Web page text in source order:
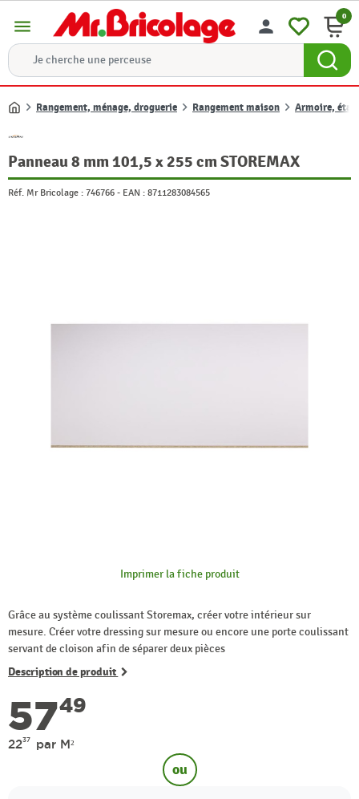
menu person 0
Accueil
Rangement, ménage, droguerie Rangement maison Armoire,
Panneau 8 mm 101,5 x 255 cm STOREMAX
Réf. Mr Bricolage : 746766 - EAN : 8711283084565
Imprimer la fiche produit
Grâce au système coulissant Storemax, créer votre intérieur sur
mesure. Créer votre dressing sur mesure ou encore une porte coulissant
servant de cloison afin de séparer deux pièces
Description de produit
5749
2237 par M²
ou